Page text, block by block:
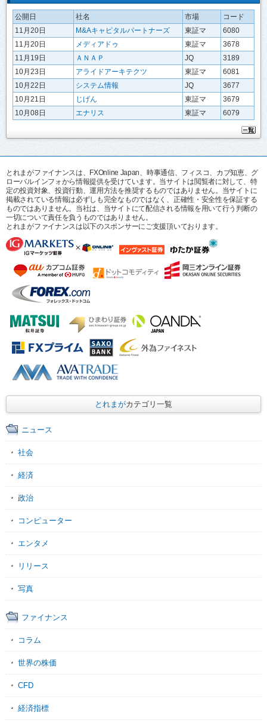
公開日 社名 市場
コード
11月20日
M&Aキャピタルパートナーズ 東証マ
6080
11月20日
メディアドゥ 東証マ
3678
11月19日
ＡＮＡＰ JQ
3189
10月23日
アライドアーキテクツ 東証マ
6081
10月22日
システム情報 JQ
3677
10月21日
じげん 東証マ
3679
10月08日
エナリス 東証マ 6079
とれまがファイナンスは、FXOnline Japan、時事通信、フィスコ、カブ知恵、グ
ローバルインフォから情報提供を受けています。当サイトは閲覧者に対して、特
定の投資対象、投資行動、運用方法を推奨するものではありません。当サイトに
掲載されている情報は必ずしも完全なものではなく、正確性・安全性を保証する
ものではありません。当社は、当サイトにて配信される情報を用いて行う判断の
一切について責任を負うものではありません。
とれまがファイナンスは以下のスポンサーにご支援頂いております。
とれまがカテゴリ一覧
ニュース
社会
経済
政治
コンピューター
エンタメ
リリース
写真
ファイナンス
コラム
世界の株価
CFD
経済指標